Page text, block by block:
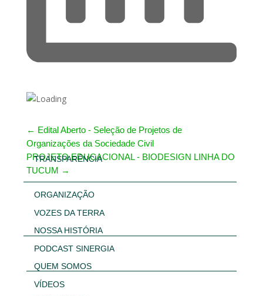
← Edital Aberto - Seleção de Projetos de
Organizações da Sociedade Civil
PROJETO EDUCACIONAL - BIODESIGN LINHA DO
TUCUM →
QUEM SOMOS
NOSSA HISTÓRIA
ORGANIZAÇÃO
TRANSPARÊNCIA
VÍDEOS
PODCAST SINERGIA
VOZES DA TERRA